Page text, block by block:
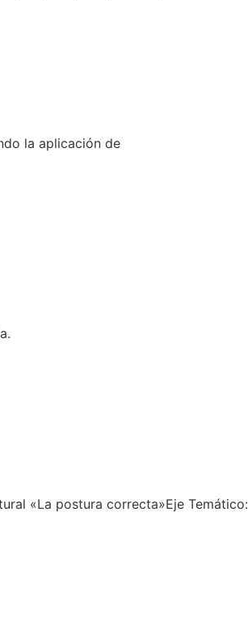
la aplicación de
«La postura correcta»Eje Temático: